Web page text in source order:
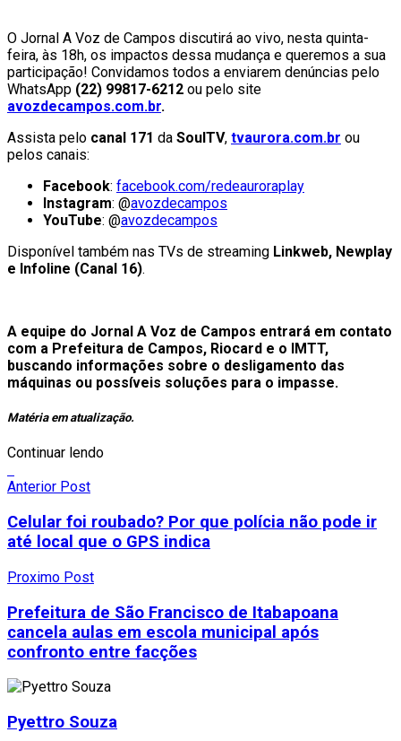
O Jornal A Voz de Campos discutirá ao vivo, nesta quinta-
feira, às 18h, os impactos dessa mudança e queremos a sua
participação! Convidamos todos a enviarem denúncias pelo
WhatsApp (22) 99817-6212 ou pelo site
avozdecampos.com.br.
Assista pelo canal 171 da SoulTV, tvaurora.com.br ou
pelos canais:
Facebook: facebook.com/redeauroraplay
Instagram: @avozdecampos
YouTube: @avozdecampos
Disponível também nas TVs de streaming Linkweb, Newplay
e Infoline (Canal 16).
A equipe do Jornal A Voz de Campos entrará em contato
com a Prefeitura de Campos, Riocard e o IMTT,
buscando informações sobre o desligamento das
máquinas ou possíveis soluções para o impasse.
Matéria em atualização.
Continuar lendo
Anterior Post
Celular foi roubado? Por que polícia não pode ir
até local que o GPS indica
Proximo Post
Prefeitura de São Francisco de Itabapoana
cancela aulas em escola municipal após
confronto entre facções
Pyettro Souza